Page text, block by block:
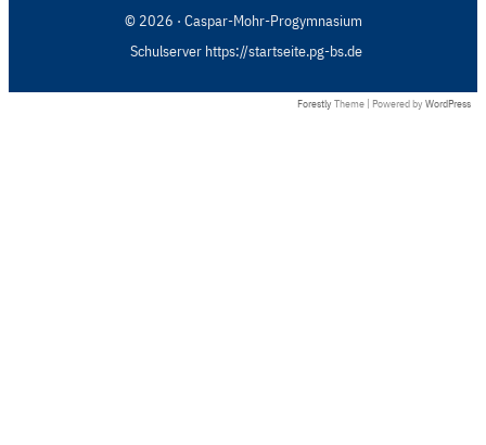
© 2026 · Caspar-Mohr-Progymnasium
Schulserver https://startseite.pg-bs.de
Forestly Theme | Powered by WordPress